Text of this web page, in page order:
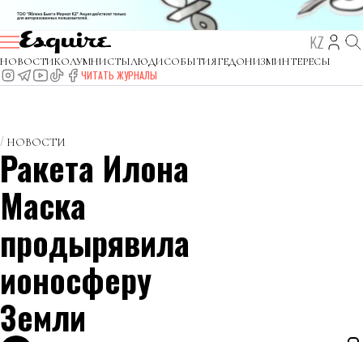
KZ
НОВОСТИКОЛУМНИСТЫЛЮДИСОБЫТИЯГЕДОНИЗМИНТЕРЕСЫ
ЧИТАТЬ ЖУРНАЛЫ
НОВОСТИ
Ракета Илона
Маска
продырявила
ионосферу
Земли